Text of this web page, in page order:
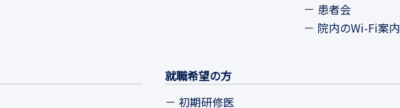
患者会
院内のWi-Fi案内
就職希望の方
初期研修医